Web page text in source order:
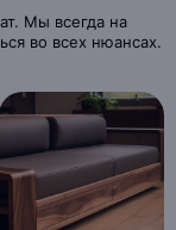
Мы всегда на
во всех нюансах.